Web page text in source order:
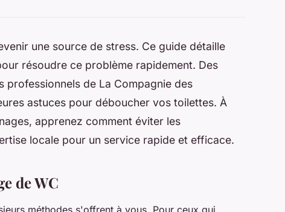
une source de stress. Ce guide détaille
résoudre ce problème rapidement. Des
professionnels de La Compagnie des
astuces pour déboucher vos toilettes. À
apprenez comment éviter les
locale pour un service rapide et efficace.
de WC
méthodes s'offrent à vous. Pour ceux qui